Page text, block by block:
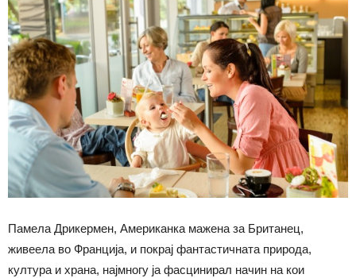
Памела Дрикермен, Американка мажена за Британец,
живеела во Франција, и покрај фантастичната природа,
култура и храна, најмногу ја фасцинирал начин на кои